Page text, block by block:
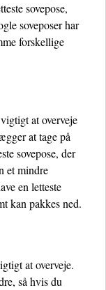
sovepose,
soveposer har
forskellige
at overveje
at tage på
sovepose, der
et mindre
en letteste
kan pakkes ned.
at overveje.
så hvis du